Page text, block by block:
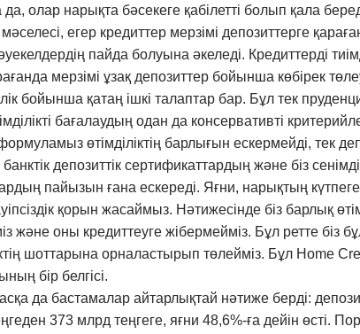
да, олар нарықта бәсекеге қабілетті болып қала
егер кредиттер мерзімі депозиттерге
пайда болуына әкеледі. Кредиттерді
мерзімі ұзақ депозиттер бойынша көбірек
бойынша қатаң ішкі талаптар бар. Бұл тек
бағалаудың одан да консервативті
өтімділіктің барлығын ескермейді, тек
депозиттік сертификаттардың және біз
пайызын ғана ескереді. Яғни, нарықтың
қорын жасаймыз. Нәтижесінде біз барлық
және оны кредиттеуге жібермейміз. Бұл ретте біз
шоттарына орналастырып төлейміз. Бұл Home
бір белгісі.
да бастамалар айтарлықтай нәтиже берді:
373 млрд теңгеге, яғни 48,6%-ға дейін өсті.